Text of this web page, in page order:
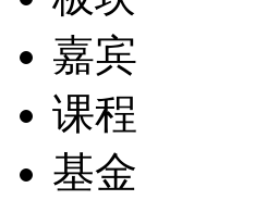
嘉宾
课程
基金